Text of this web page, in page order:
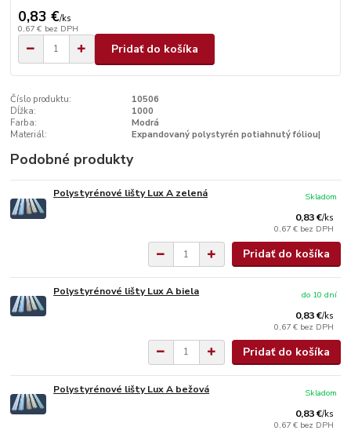
0,83 €/ks
0,67 € bez DPH
Pridať do košíka
Číslo produktu:
10506
Dĺžka:
1000
Farba:
Modrá
Materiál:
Expandovaný polystyrén potiahnutý fóliou|
Podobné produkty
Polystyrénové lišty Lux A zelená
0,83 €/ks
0,67 € bez DPH
Skladom
Pridať do košíka
Polystyrénové lišty Lux A biela
0,83 €/ks
0,67 € bez DPH
do 10 dní
Pridať do košíka
Polystyrénové lišty Lux A bežová
0,83 €/ks
0,67 € bez DPH
Skladom